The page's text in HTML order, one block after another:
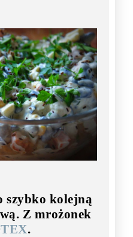
szybko kolejną
Z mrożonek
.